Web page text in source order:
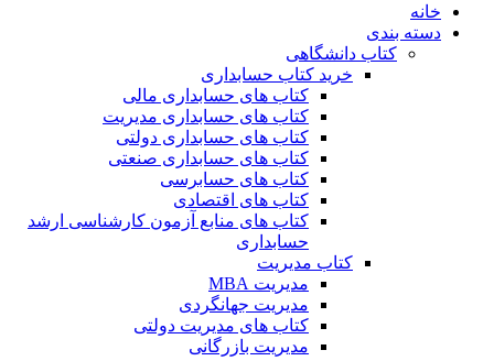
خانه
دسته بندی
کتاب دانشگاهی
خرید کتاب حسابداری
کتاب های حسابداری مالی
کتاب های حسابداری مدیریت
کتاب های حسابداری دولتی
کتاب های حسابداری صنعتی
کتاب های حسابرسی
کتاب های اقتصادی
کتاب های منابع آزمون کارشناسی ارشد
حسابداری
کتاب مدیریت
مدیریت MBA
مدیریت جهانگردی
کتاب های مدیریت دولتی
مدیریت بازرگانی